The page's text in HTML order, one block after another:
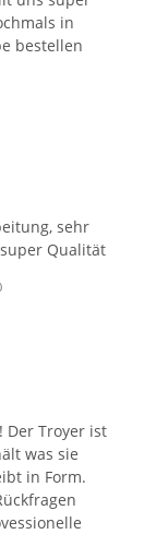
in
bestellen
sehr
Qualität
Der Troyer ist
was sie
in Form.